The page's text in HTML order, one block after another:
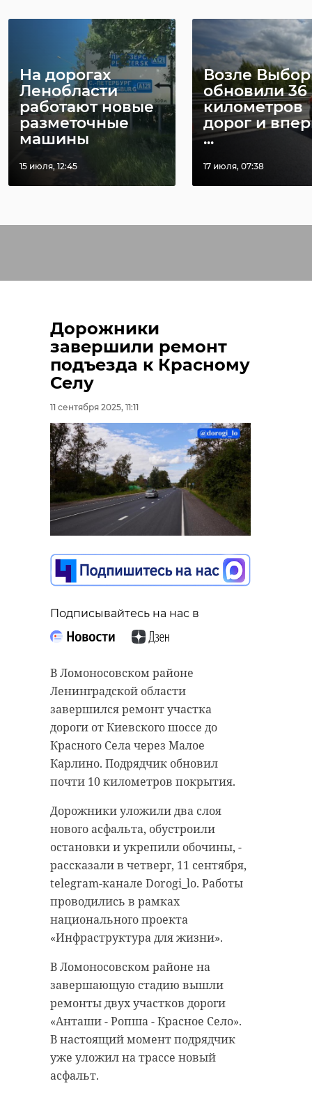
На дорогах
Ленобласти
работают новые
разметочные
машины
15 июля, 12:45
Возле
обновили 36
километров
дорог и
...
17 июля, 07:38
Дорожники
завершили ремонт
подъезда к Красному
Селу
11 сентября 2025, 11:11
Подписывайтесь на нас в
В Ломоносовском районе
Ленинградской области
завершился ремонт участка
дороги от Киевского шоссе до
Красного Села через Малое
Карлино. Подрядчик обновил
почти 10 километров покрытия.
Дорожники уложили два слоя
нового асфальта, обустроили
остановки и укрепили обочины, -
рассказали в четверг, 11 сентября,
telegram-канале Dorogi_lo. Работы
проводились в рамках
национального проекта
«Инфраструктура для жизни».
В Ломоносовском районе на
завершающую стадию вышли
ремонты двух участков дороги
«Анташи - Ропша - Красное Село».
В настоящий момент подрядчик
уже уложил на трассе новый
асфальт.